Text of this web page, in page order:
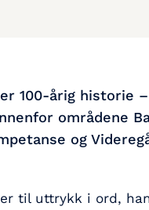
100-årig historie
områdene
og
til uttrykk i ord,